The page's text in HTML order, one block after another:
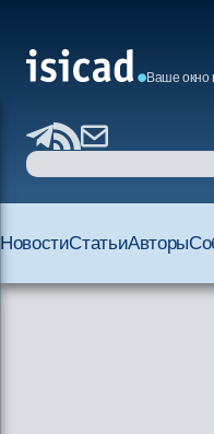
Ваше
НовостиСтатьиАвторы